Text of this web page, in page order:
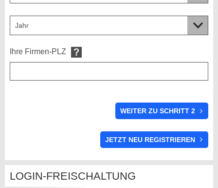
Ihre Firmen-PLZ
WEITER ZU SCHRITT 2
LOGIN-FREISCHALTUNG